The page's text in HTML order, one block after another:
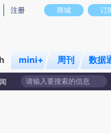
存在偏差。不代表财新观点和立场
商城 订
注册
mini+ 周刊 数据